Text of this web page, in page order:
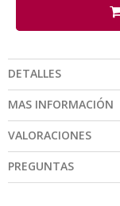
DETALLES
MAS INFORMACIÓN
VALORACIONES
PREGUNTAS